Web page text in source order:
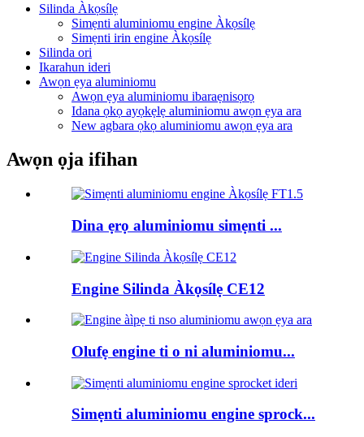
Silinda Àkọsílẹ
Simẹnti aluminiomu engine Àkọsílẹ
Simẹnti irin engine Àkọsílẹ
Silinda ori
Ikarahun ideri
Awọn ẹya aluminiomu
Awọn ẹya aluminiomu ibaraẹnisọrọ
Idana ọkọ ayọkẹlẹ aluminiomu awọn ẹya ara
New agbara ọkọ aluminiomu awọn ẹya ara
Awọn ọja ifihan
Dina ẹrọ aluminiomu simẹnti ...
Engine Silinda Àkọsílẹ CE12
Olufẹ engine ti o ni aluminiomu...
Simẹnti aluminiomu engine sprock...